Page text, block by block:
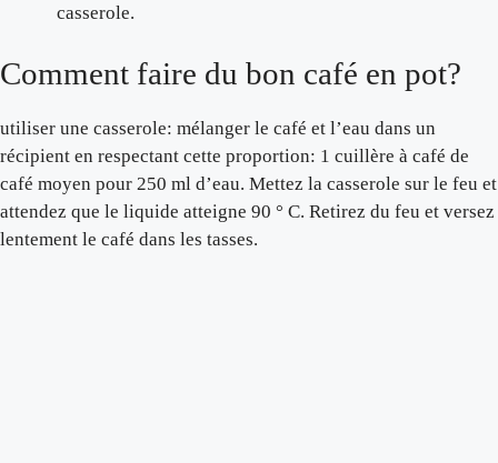
casserole.
Comment faire du bon café en pot?
utiliser une casserole: mélanger le café et l’eau dans un
récipient en respectant cette proportion: 1 cuillère à café de
café moyen pour 250 ml d’eau. Mettez la casserole sur le feu et
attendez que le liquide atteigne 90 ° C. Retirez du feu et versez
lentement le café dans les tasses.